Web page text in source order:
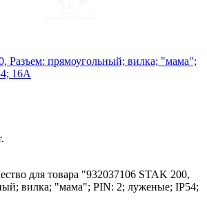
Разъем: прямоугольный; вилка; "мама";
16А
для товара "932037106 STAK 200,
вилка; "мама"; PIN: 2; луженые; IP54;